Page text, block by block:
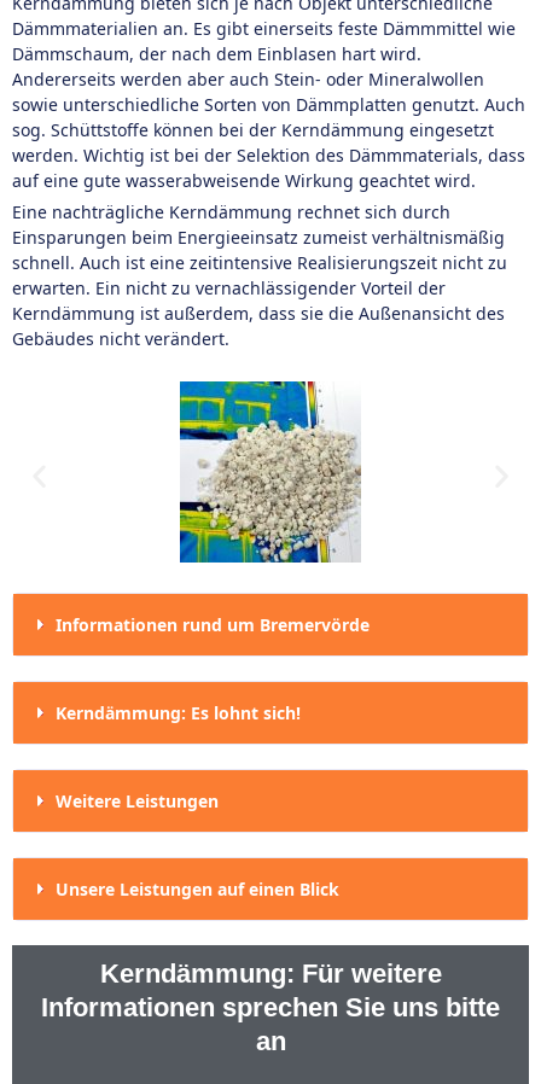
Dämmmaterialien an. Es gibt einerseits feste Dämmmittel wie
Dämmschaum, der nach dem Einblasen hart wird.
Andererseits werden aber auch Stein- oder Mineralwollen
sowie unterschiedliche Sorten von Dämmplatten genutzt. Auch
sog. Schüttstoffe können bei der Kerndämmung eingesetzt
werden. Wichtig ist bei der Selektion des Dämmmaterials, dass
auf eine gute wasserabweisende Wirkung geachtet wird.
Eine nachträgliche Kerndämmung rechnet sich durch
Einsparungen beim Energieeinsatz zumeist verhältnismäßig
schnell. Auch ist eine zeitintensive Realisierungszeit nicht zu
erwarten. Ein nicht zu vernachlässigender Vorteil der
Kerndämmung ist außerdem, dass sie die Außenansicht des
Gebäudes nicht verändert.
Informationen rund um Bremervörde
Kerndämmung: Es lohnt sich!
Weitere Leistungen
Unsere Leistungen auf einen Blick
Kerndämmung: Für weitere
Informationen sprechen Sie uns bitte
an